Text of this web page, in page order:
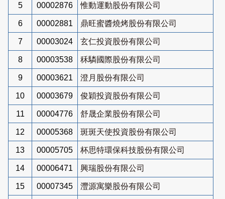
5 00002876 惟動運動股份有限公司
6 00002881 鼎旺蜜醬燒烤股份有限公司
7 00003024 玄仁投資股份有限公司
8 00003538 秝驎國際股份有限公司
9 00003621 澄月股份有限公司
10 00003679 俊穎投資股份有限公司
11 00004776 舒晟企業股份有限公司
12 00005368 斑斑天使投資股份有限公司
13 00005705 杯思特環保科技股份有限公司
14 00006471 興瑞股份有限公司
15 00007345 灃源寓樂股份有限公司